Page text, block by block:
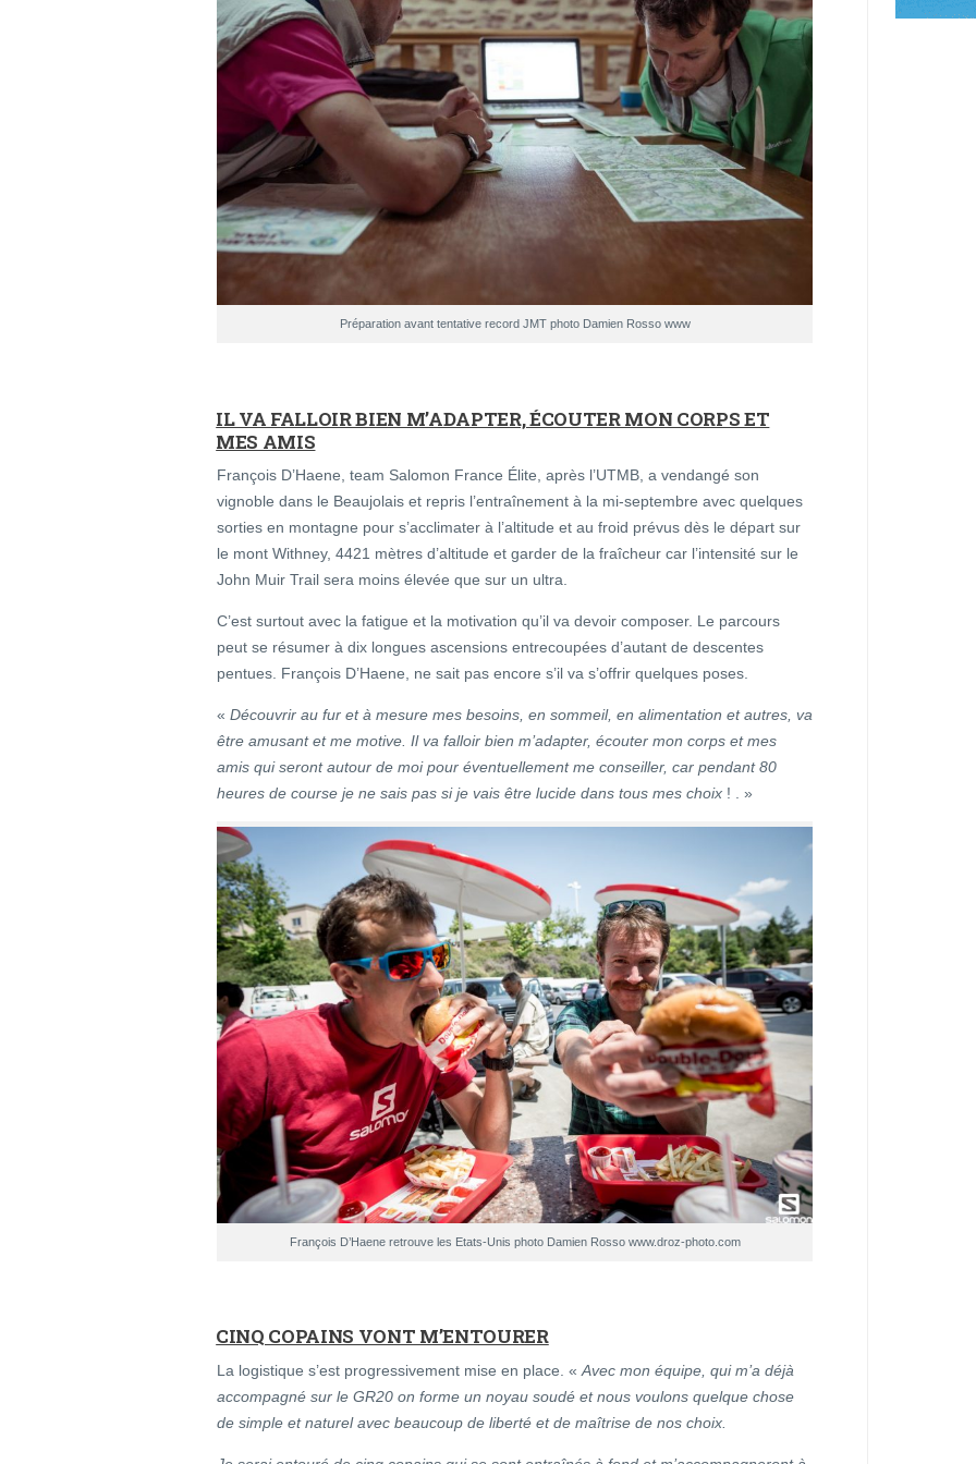
Préparation avant tentative record JMT photo Damien Rosso www
IL VA FALLOIR BIEN M’ADAPTER, ÉCOUTER MON CORPS ET
MES AMIS
François D’Haene, team Salomon France Élite, après l’UTMB, a vendangé son
vignoble dans le Beaujolais et repris l’entraînement à la mi-septembre avec quelques
sorties en montagne pour s’acclimater à l’altitude et au froid prévus dès le départ sur
le mont Withney, 4421 mètres d’altitude et garder de la fraîcheur car l’intensité sur le
John Muir Trail sera moins élevée que sur un ultra.
C’est surtout avec la fatigue et la motivation qu’il va devoir composer. Le parcours
peut se résumer à dix longues ascensions entrecoupées d’autant de descentes
pentues. François D’Haene, ne sait pas encore s’il va s’offrir quelques poses.
« Découvrir au fur et à mesure mes besoins, en sommeil, en alimentation et autres, va
être amusant et me motive. Il va falloir bien m’adapter, écouter mon corps et mes
amis qui seront autour de moi pour éventuellement me conseiller, car pendant 80
heures de course je ne sais pas si je vais être lucide dans tous mes choix ! . »
François D’Haene retrouve les Etats-Unis photo Damien Rosso www.droz-photo.com
CINQ COPAINS VONT M’ENTOURER
La logistique s’est progressivement mise en place. « Avec mon équipe, qui m’a déjà
accompagné sur le GR20 on forme un noyau soudé et nous voulons quelque chose
de simple et naturel avec beaucoup de liberté et de maîtrise de nos choix.